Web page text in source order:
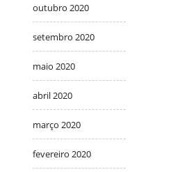
outubro 2020
setembro 2020
maio 2020
abril 2020
março 2020
fevereiro 2020